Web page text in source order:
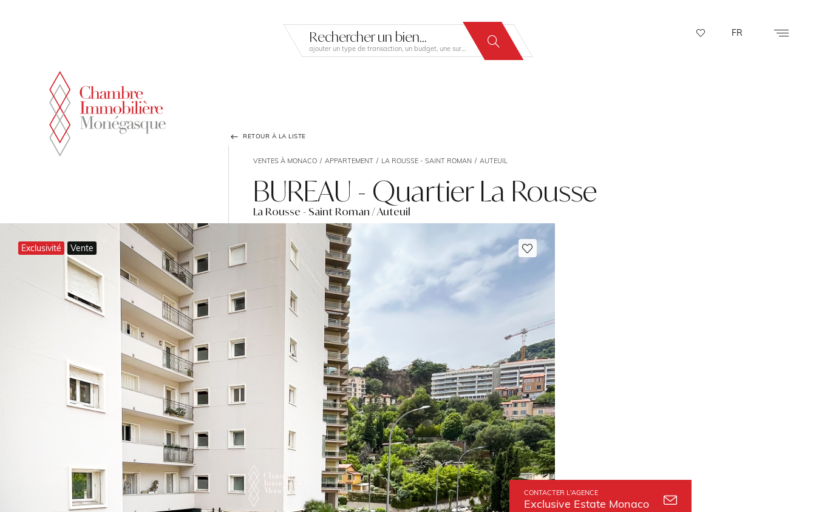
FR
Rechercher un bien...
RETOUR À LA LISTE
VENTES À MONACO APPARTEMENT LA ROUSSE - SAINT ROMAN AUTEUIL
BUREAU - Quartier La Rousse
La Rousse - Saint Roman / Auteuil
CONTACTER L'AGENCE
Exclusive Estate Monaco
Exclusivité Vente